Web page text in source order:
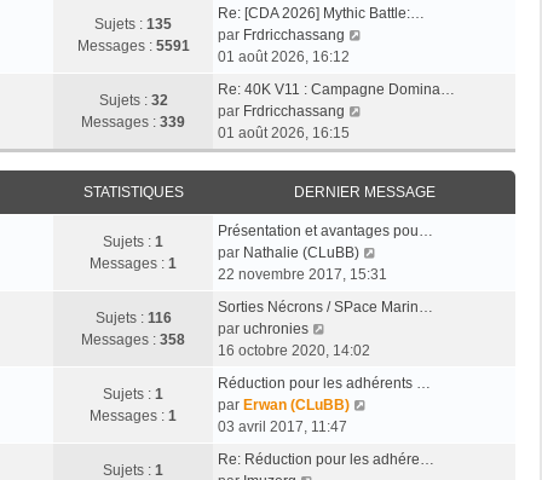
e
s
s
a
g
e
i
e
r
m
e
s
s
a
g
e
d
e
i
e
r
e
s
a
g
r
l
e
d
e
r
n
i
e
r
m
e
s
s
a
g
Sujets : 135
Messages : 5591
Re: [CDA 2026] Mythic Battle:…
par Frdricchassang
r
e
n
i
e
m
s
s
a
01 août 2026, 16:12
Sujets : 32
Messages : 339
Re: 40K V11 : Campagne Domina…
par Frdricchassang
i
r
l
e
d
e
r
n
e
m
e
s
01 août 2026, 16:15
STATISTIQUES DERNIER MESSAGE
Sujets : 1
Messages : 1
Présentation et avantages pou…
par Nathalie (CLuBB)
o
d
i
22 novembre 2017, 15:31
Sujets : 116
Messages : 358
Sorties Nécrons / SPace Marin…
par uchronies
o
r
l
e
d
16 octobre 2020, 14:02
Sujets : 1
Messages : 1
Réduction pour les adhérents …
par Erwan (CLuBB)
r
03 avril 2017, 11:47
Sujets : 1
Re: Réduction pour les adhére…